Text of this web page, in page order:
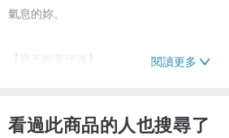
氣息的妳。
【寶石能量守護】
閱讀更多
看過此商品的人也搜尋了